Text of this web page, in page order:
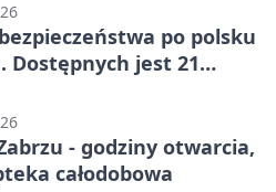
po polsku
Dostępnych jest 21
- godziny otwarcia,
całodobowa